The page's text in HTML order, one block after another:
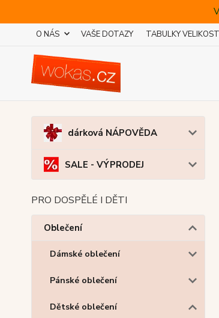
O NÁS VAŠE DOTAZY TABULKY
dárková NÁPOVĚDA
SALE - VÝPRODEJ
PRO DOSPĚLÉ I DĚTI
Oblečení
Dámské oblečení
Pánské oblečení
Dětské oblečení